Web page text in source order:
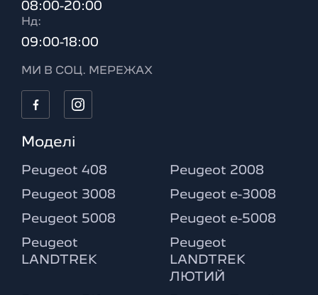
08:00-20:00
Нд:
09:00-18:00
МИ В СОЦ. МЕРЕЖАХ
Моделі
Peugeot 408 Peugeot 2008
Peugeot 3008 Peugeot e-3008
Peugeot 5008 Peugeot e-5008
Peugeot
LANDTREK
Peugeot
LANDTREK
ЛЮТИЙ